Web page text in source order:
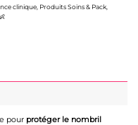
clinique Produits Soins & Pack
pour protéger le nombril